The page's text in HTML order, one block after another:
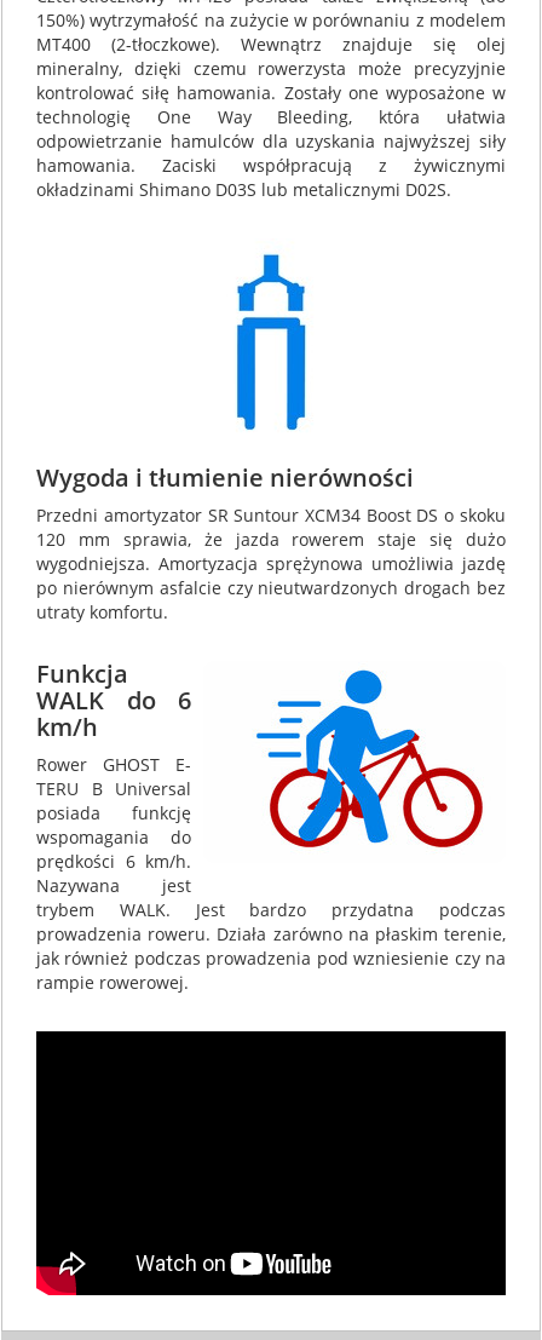
150%) wytrzymałość na zużycie w porównaniu z modelem
MT400 (2-tłoczkowe). Wewnątrz znajduje się olej
mineralny, dzięki czemu rowerzysta może precyzyjnie
kontrolować siłę hamowania. Zostały one wyposażone w
technologię One Way Bleeding, która ułatwia
odpowietrzanie hamulców dla uzyskania najwyższej siły
hamowania. Zaciski współpracują z żywicznymi
okładzinami Shimano D03S lub metalicznymi D02S.
Wygoda i tłumienie nierówności
Przedni amortyzator SR Suntour XCM34 Boost DS o skoku
120 mm sprawia, że jazda rowerem staje się dużo
wygodniejsza. Amortyzacja sprężynowa umożliwia jazdę
po nierównym asfalcie czy nieutwardzonych drogach bez
utraty komfortu.
Funkcja
WALK do 6
km/h
Rower GHOST E-
TERU B Universal
posiada funkcję
wspomagania do
prędkości 6 km/h.
Nazywana jest
trybem WALK. Jest bardzo przydatna podczas
prowadzenia roweru. Działa zarówno na płaskim terenie,
jak również podczas prowadzenia pod wzniesienie czy na
rampie rowerowej.